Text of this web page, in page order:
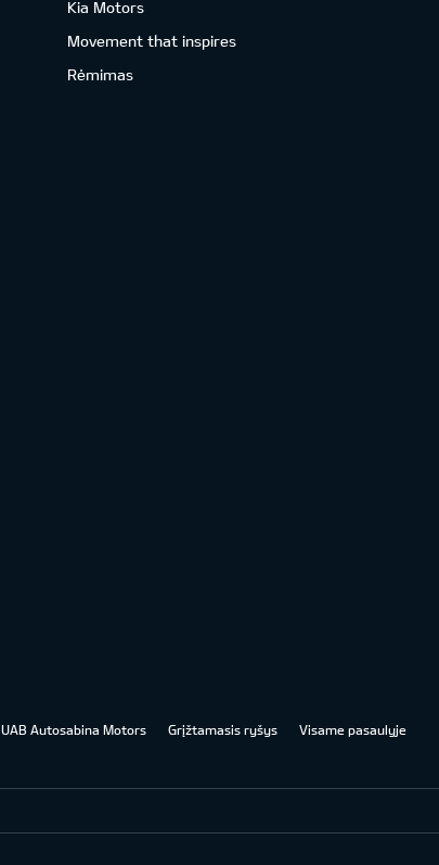
Kia Motors
Movement that inspires
Rėmimas
UAB Autosabina Motors Grįžtamasis ryšys Visame pasaulyje